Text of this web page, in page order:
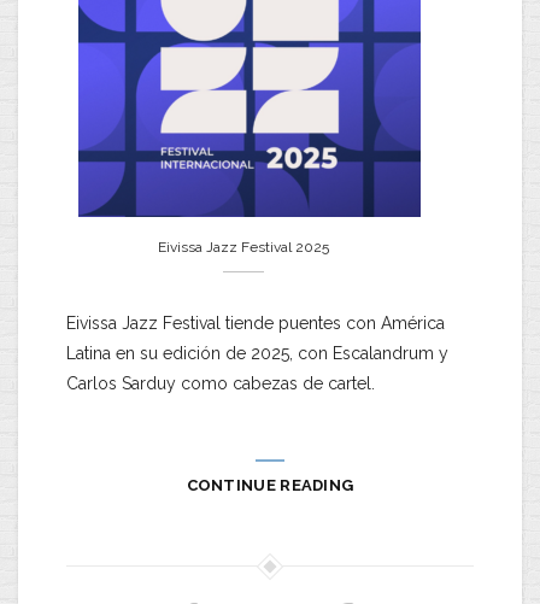
Eivissa Jazz Festival 2025
Eivissa Jazz Festival tiende puentes con América
Latina en su edición de 2025, con Escalandrum y
Carlos Sarduy como cabezas de cartel.
CONTINUE READING